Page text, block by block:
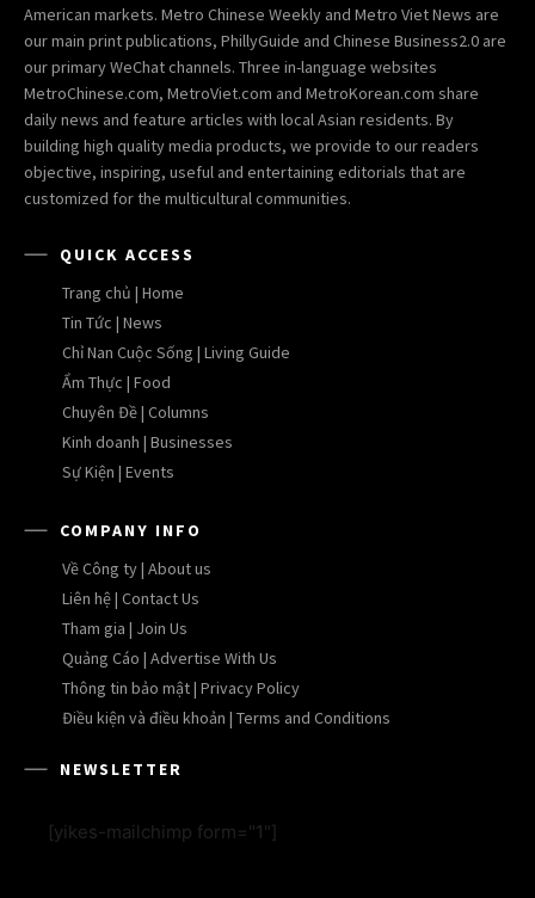
American markets. Metro Chinese Weekly and Metro Viet News are
our main print publications, PhillyGuide and Chinese Business2.0 are
our primary WeChat channels. Three in-language websites
MetroChinese.com, MetroViet.com and MetroKorean.com share
daily news and feature articles with local Asian residents. By
building high quality media products, we provide to our readers
objective, inspiring, useful and entertaining editorials that are
customized for the multicultural communities.
QUICK ACCESS
Trang chủ | Home
Tin Tức | News
Chỉ Nan Cuộc Sống | Living Guide
Ẩm Thực | Food
Chuyên Đề | Columns
Kinh doanh | Businesses
Sự Kiện | Events
COMPANY INFO
Về Công ty | About us
Liên hệ | Contact Us
Tham gia | Join Us
Quảng Cáo | Advertise With Us
Thông tin bảo mật | Privacy Policy
Điều kiện và điều khoản | Terms and Conditions
NEWSLETTER
[yikes-mailchimp form="1"]